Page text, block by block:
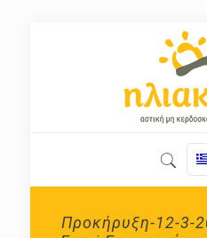
Προκήρυξη-12-3-